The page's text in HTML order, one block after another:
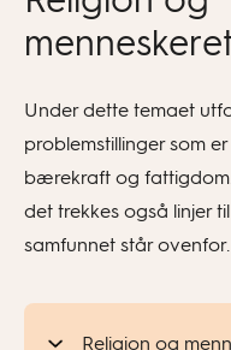
Under dette temaet
problemstillinger som
bærekraft og fattigdom.
det trekkes også linjer
samfunnet står ovenfor.
Religion og